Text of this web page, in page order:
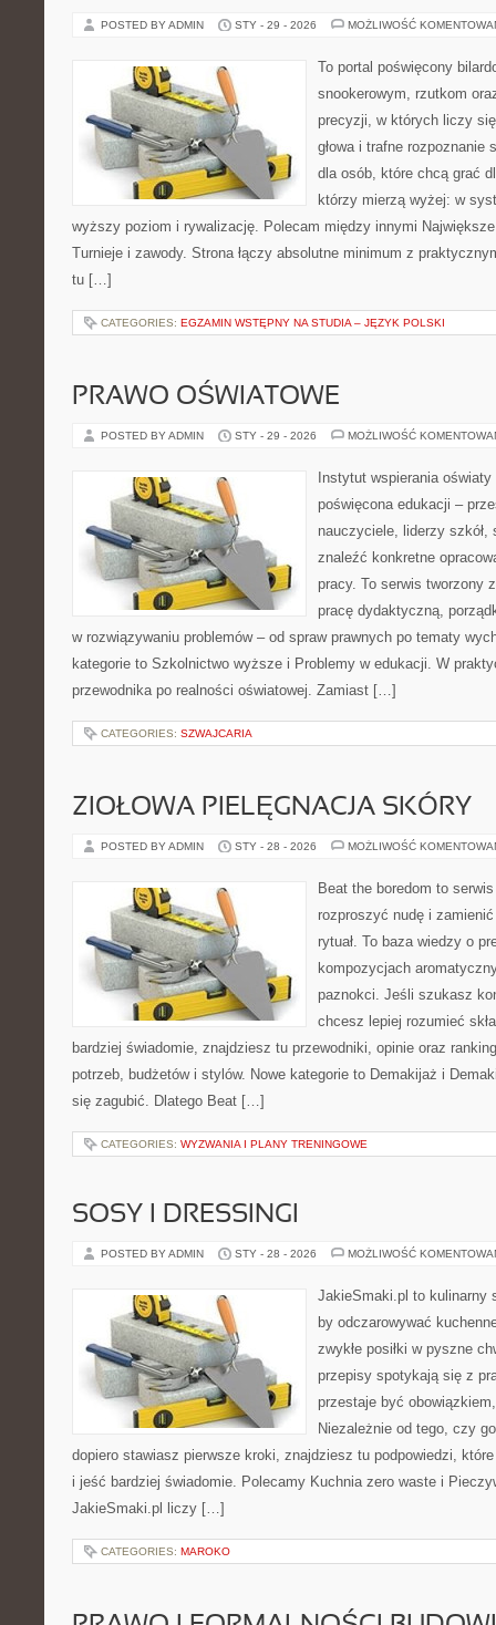
POSTED BY ADMIN STY - 29 - 2026 MOŻLIWOŚĆ
To portal poświęcony
snookerowym, rzutkom
precyzji, w których liczy
głowa i trafne rozpoznanie
dla osób, które chcą grać
którzy mierzą wyżej: w
wyższy poziom i rywalizację. Polecam między innymi
Turnieje i zawody. Strona łączy absolutne minimum z
tu […]
CATEGORIES: EGZAMIN WSTĘPNY NA STUDIA – JĘZYK POLSKI
PRAWO OŚWIATOWE
POSTED BY ADMIN STY - 29 - 2026 MOŻLIWOŚĆ
Instytut wspierania
poświęcona edukacji –
nauczyciele, liderzy szkół,
znaleźć konkretne
pracy. To serwis tworzony
pracę dydaktyczną,
w rozwiązywaniu problemów – od spraw prawnych po tematy
kategorie to Szkolnictwo wyższe i Problemy w edukacji. W
przewodnika po realności oświatowej. Zamiast […]
CATEGORIES: SZWAJCARIA
ZIOŁOWA PIELĘGNACJA SKÓRY
POSTED BY ADMIN STY - 28 - 2026 MOŻLIWOŚĆ
Beat the boredom to
rozproszyć nudę i
rytuał. To baza wiedzy o
kompozycjach
paznokci. Jeśli szukasz
chcesz lepiej rozumieć
bardziej świadomie, znajdziesz tu przewodniki, opinie oraz
potrzeb, budżetów i stylów. Nowe kategorie to Demakijaż i
się zagubić. Dlatego Beat […]
CATEGORIES: WYZWANIA I PLANY TRENINGOWE
SOSY I DRESSINGI
POSTED BY ADMIN STY - 28 - 2026 MOŻLIWOŚĆ
JakieSmaki.pl to kulinarny
by odczarowywać
zwykłe posiłki w pyszne
przepisy spotykają się z
przestaje być
Niezależnie od tego, czy
dopiero stawiasz pierwsze kroki, znajdziesz tu podpowiedzi,
i jeść bardziej świadomie. Polecamy Kuchnia zero waste i
JakieSmaki.pl liczy […]
CATEGORIES: MAROKO